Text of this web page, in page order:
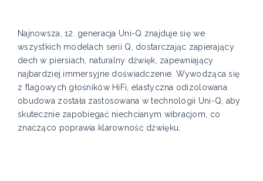
Najnowsza, 12. generacja Uni-Q znajduje się we
wszystkich modelach serii Q, dostarczając zapierający
dech w piersiach, naturalny dźwięk, zapewniający
najbardziej immersyjne doświadczenie. Wywodząca się
z flagowych głośników HiFi, elastyczna odizolowana
obudowa została zastosowana w technologii Uni-Q, aby
skutecznie zapobiegać niechcianym wibracjom, co
znacząco poprawia klarowność dźwięku.